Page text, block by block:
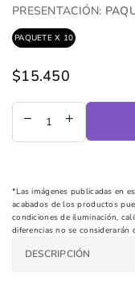
PRESENTACIÓN:
PAQUETE X 10
Precio
regular
$15.450
*Las imágenes publicadas en
acabados de los productos
condiciones de iluminación,
diferencias no se
DESCRIPCIÓN